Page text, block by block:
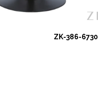
ZK-386-6730